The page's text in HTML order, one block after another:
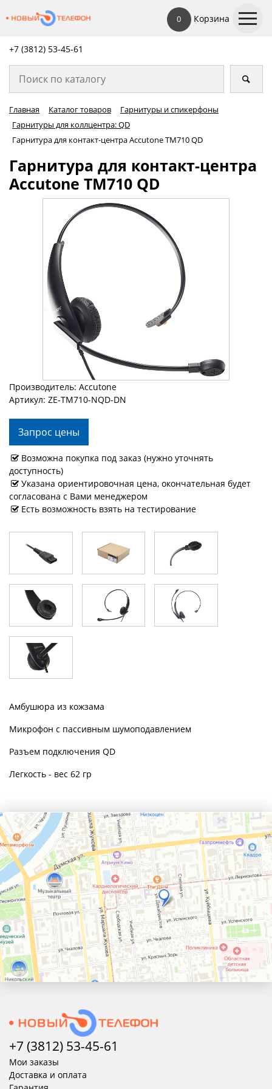
0 Корзина
+7 (3812) 53-45-61
Главная Каталог товаров
Гарнитуры и спикерфоны
Гарнитуры для коллцентра: QD
Гарнитура для контакт-центра Accutone TM710 QD
Гарнитура для контакт-центра
Accutone TM710 QD
Производитель: Accutone
Артикул: ZE-TM710-NQD-DN
Запрос цены
Возможна покупка под заказ (нужно уточнять
доступность)
Указана ориентировочная цена, окончательная будет
согласована с Вами менеджером
Есть возможность взять на тестирование
Амбушюра из кожзама
Микрофон с пассивным шумоподавлением
Разъем подключения QD
Легкость - вес 62 гр
+7 (3812) 53-45-61
Мои заказы
Доставка и оплата